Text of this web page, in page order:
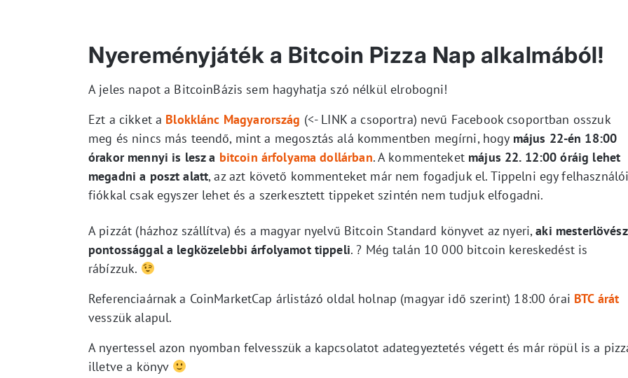
Nyereményjáték a Bitcoin Pizza Nap alkalmából!
A jeles napot a BitcoinBázis sem hagyhatja szó nélkül elrobogni!
Ezt a cikket a Blokklánc Magyarország (<- LINK a csoportra) nevű Facebook csoportban osszuk
meg és nincs más teendő, mint a megosztás alá kommentben megírni, hogy május 22-én 18:00
órakor mennyi is lesz a bitcoin árfolyama dollárban. A kommenteket május 22. 12:00 óráig lehet
megadni a poszt alatt, az azt követő kommenteket már nem fogadjuk el. Tippelni egy
fiókkal csak egyszer lehet és a szerkesztett tippeket szintén nem tudjuk elfogadni.
A pizzát (házhoz szállítva) és a magyar nyelvű Bitcoin Standard könyvet az nyeri,aki mesterlövész
pontossággal a legközelebbi árfolyamot tippeli. ? Még talán 10 000 bitcoin kereskedést is
rábízzuk.
Referenciaárnak a CoinMarketCap árlistázó oldal holnap (magyar idő szerint) 18:00 órai BTC árát
vesszük alapul.
A nyertessel azon nyomban felvesszük a kapcsolatot adategyeztetés végett és már röpül is a
illetve a könyv